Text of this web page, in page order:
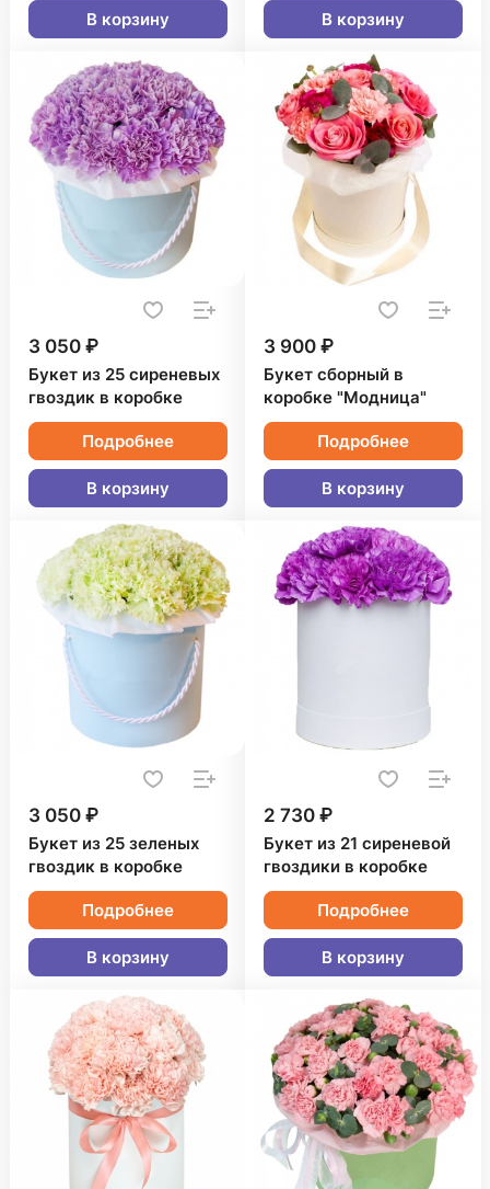
В корзину В корзину
3 050 ₽
Букет из 25 сиреневых
гвоздик в коробке
Подробнее
В корзину
3 900 ₽
Букет сборный в
коробке "Модница"
Подробнее
В корзину
3 050 ₽
Букет из 25 зеленых
гвоздик в коробке
Подробнее
В корзину
2 730 ₽
Букет из 21 сиреневой
гвоздики в коробке
Подробнее
В корзину